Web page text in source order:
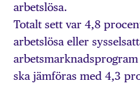
arbetslösa.
Totalt sett var 4,8
arbetslösa eller
ska jämföras med 4,3